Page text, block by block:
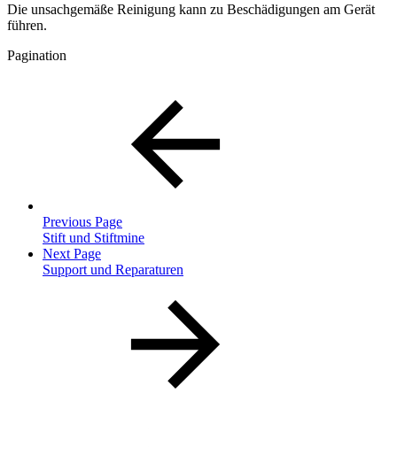
Die unsachgemäße Reinigung kann zu Beschädigungen am Gerät
führen.
Pagination
Previous Page
Stift und Stiftmine
Next Page
Support und Reparaturen